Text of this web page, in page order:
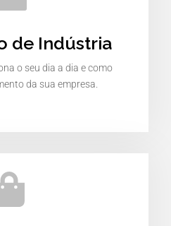
de Indústria
o seu dia a dia e como
da sua empresa.